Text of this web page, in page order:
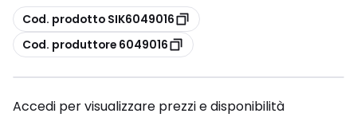
copia
Cod. prodotto SIK6049016
copia
Cod. produttore 6049016
Accedi per visualizzare prezzi e disponibilità